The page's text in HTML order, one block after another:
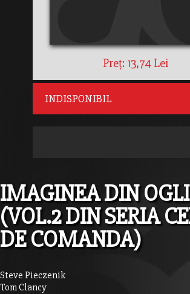
Preț: 13,74 Lei
INDISPONIBIL
IMAGINEA DIN
(VOL.2 DIN SERIA
DE COMANDA)
Steve Pieczenik
Tom Clancy